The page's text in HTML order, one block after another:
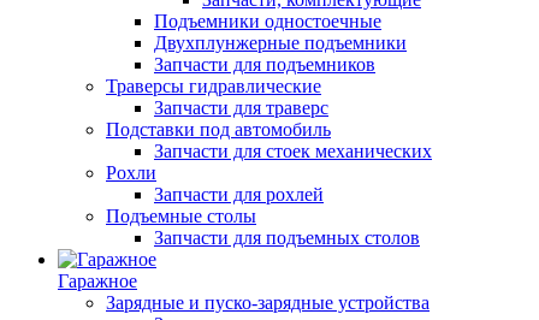
Подъемники одностоечные
Двухплунжерные подъемники
Запчасти для подъемников
Траверсы гидравлические
Запчасти для траверс
Подставки под автомобиль
Запчасти для стоек механических
Рохли
Запчасти для рохлей
Подъемные столы
Запчасти для подъемных столов
Гаражное
Зарядные и пуско-зарядные устройства